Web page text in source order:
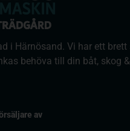
i Härnösand. Vi har ett
behöva till din båt, skog
av